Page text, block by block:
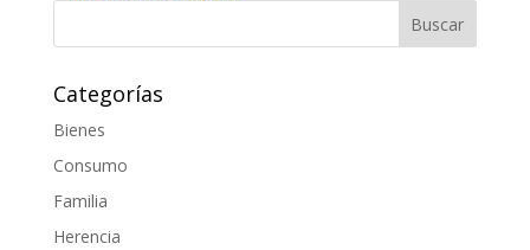
Categorías
Bienes
Consumo
Familia
Herencia